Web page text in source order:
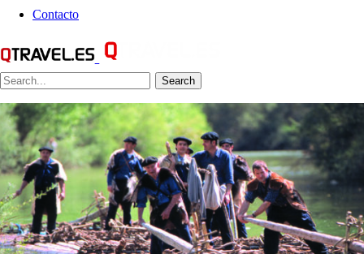
Contacto
Search